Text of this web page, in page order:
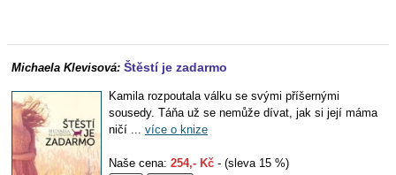
Michaela Klevisová: Štěstí je zadarmo
Kamila rozpoutala válku se svými příšernými
sousedy. Táňa už se nemůže dívat, jak si její máma
ničí ... více o knize
Naše cena: 254,- Kč - (sleva 15 %)